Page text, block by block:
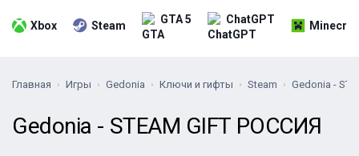
Xbox Steam GTA 5 ChatGPT
Главная Игры Gedonia Ключи и гифты Steam Gedonia -
Gedonia - STEAM GIFT РОССИЯ